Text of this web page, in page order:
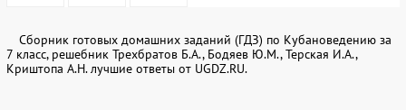
Сборник готовых домашних заданий (ГДЗ) по Кубановедению за
7 класс, решебник Трехбратов Б.А., Бодяев Ю.М., Терская И.А.,
Криштопа А.Н. лучшие ответы от UGDZ.RU.